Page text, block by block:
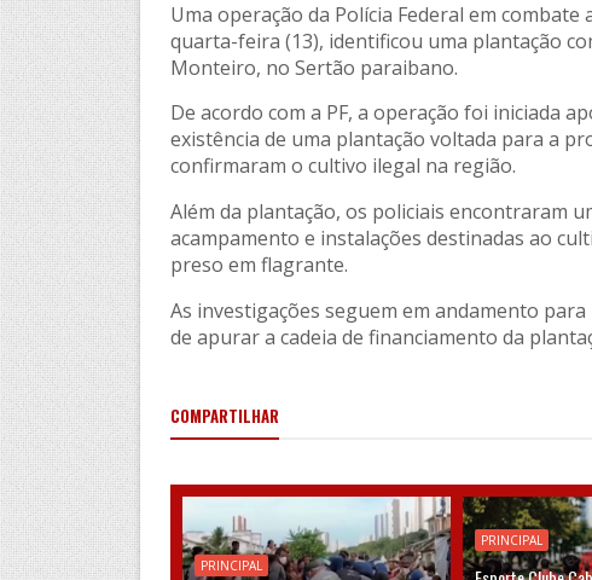
Uma operação da Polícia Federal em
quarta-feira (13), identificou uma plantação
Monteiro, no Sertão paraibano.
De acordo com a PF, a operação foi iniciada
existência de uma plantação voltada para a
confirmaram o cultivo ilegal na região.
Além da plantação, os policiais encontraram
acampamento e instalações destinadas ao
preso em flagrante.
As investigações seguem em andamento
de apurar a cadeia de financiamento da
COMPARTILHAR
PRINCIPAL
PRINCIPAL